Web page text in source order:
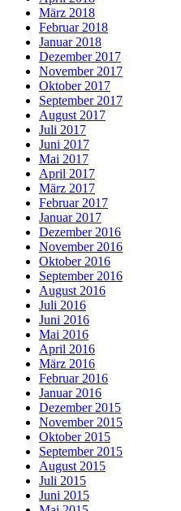
März 2018
Februar 2018
Januar 2018
Dezember 2017
November 2017
Oktober 2017
September 2017
August 2017
Juli 2017
Juni 2017
Mai 2017
April 2017
März 2017
Februar 2017
Januar 2017
Dezember 2016
November 2016
Oktober 2016
September 2016
August 2016
Juli 2016
Juni 2016
Mai 2016
April 2016
März 2016
Februar 2016
Januar 2016
Dezember 2015
November 2015
Oktober 2015
September 2015
August 2015
Juli 2015
Juni 2015